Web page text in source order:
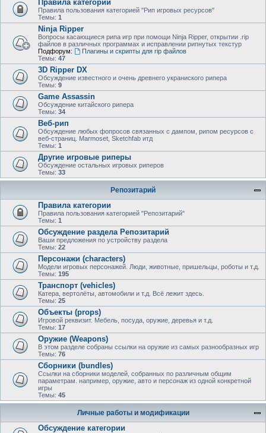
Правила категории
Правила пользования категорией "Рип игровых ресурсов"
Темы: 1
Ninja Ripper
Вопросы касающиеся рипа игр при помощи Ninja Ripper, открытии .rip
файлов в различных программах и исправлении рипнутых текстур
Подфорум:
Плагины и скрипты для rip файлов
Темы: 47
3D Ripper DX
Обсуждение известного и очень древнего украниского рипера
Темы: 9
Game Assassin
Обсуждение китайского рипера
Темы: 34
Веб-рип
Обсуждение любых фопросов связанных с дампом, рипом ресурсов с
веб-страниц. Marmoset, Sketchfab итд
Темы: 1
Другие игровые риперы
Обсуждение остальных игровых риперов
Темы: 33
Репозитарий
Правила категории
Правила пользования категорией "Репозитарий"
Темы: 1
Обсуждение раздела Репозитарий
Ваши предложения по устройству раздела
Темы: 22
Персонажи (characters)
Модели игровых персонажей. Люди, животные, пришельцы, роботы и т.д.
Темы: 195
Транспорт (vehicles)
Катера, вертолёты, автомобили и т.д. Всё лежит здесь.
Темы: 25
Объекты (props)
Игровой реквизит. Мебель, посуда, оружие, деревья и т.д.
Темы: 17
Оружие (Weapons)
В этом разделе собраны ссылки на оружие из самых разнообразных игр
Темы: 76
Сборники (bundles)
Ссылки на сборники моделей, собранных по различным общим
параметрам. например, оружие, авто и персонаж из одной конкретной
игры
Темы: 45
Личные работы и модификации
Обсуждение категории